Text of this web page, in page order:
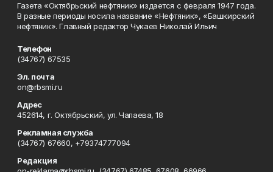
Газета «Октябрьский нефтяник» издается с февраля 1947 года.
В разные периоды носила название «Нефтяник», «Башкирский
нефтяник». Главный редактор Чукаев Николай Ильич
Телефон
(34767) 67535
Эл. почта
on@rbsmi.ru
Адрес
452614, г. Октябрьский, ул. Чапаева, 18
Рекламная служба
(34767) 67660, +79374777094
Редакция